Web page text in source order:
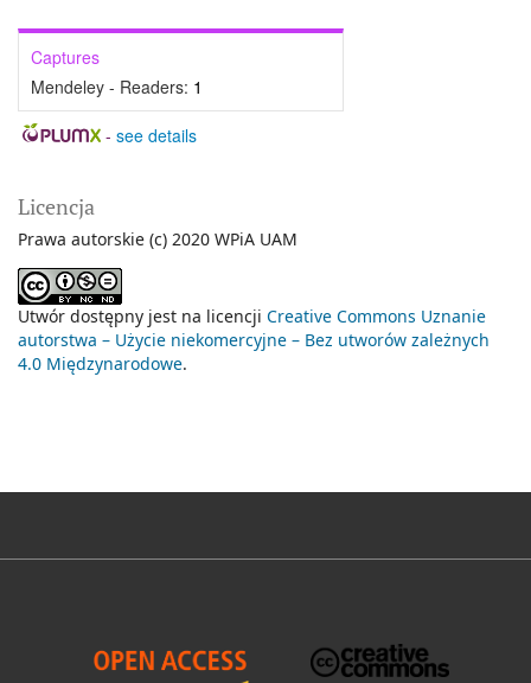
Captures
Mendeley - Readers: 1
- see details
Licencja
Prawa autorskie (c) 2020 WPiA UAM
Utwór dostępny jest na licencji Creative Commons Uznanie
autorstwa – Użycie niekomercyjne – Bez utworów zależnych
4.0 Międzynarodowe.